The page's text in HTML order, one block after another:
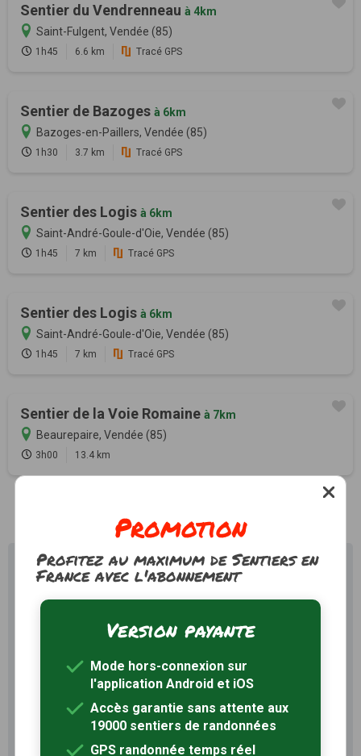
Sentier du Vendrenneau à 4km
Saint-Fulgent, Vendée (85)
1h45 6.6 km Tracé GPS
Sentier de Bazoges à 6km
Bazoges-en-Paillers, Vendée (85)
1h30 3.7 km Tracé GPS
Sentier des Logis à 6km
Saint-André-Goule-d'Oie, Vendée (85)
1h45 7 km Tracé GPS
Sentier des Logis à 6km
Saint-André-Goule-d'Oie, Vendée (85)
1h45 7 km Tracé GPS
Sentier de la Voie Romaine à 7km
Beaurepaire, Vendée (85)
3h00 13.4 km
Profitez au maximum de
Sentiers en France avec rando
+
Rando
permet de profiter de tout le
Pas de pub
Favoris illimités
Mode hors-connexion
3 mois
Promotion
Profitez au maximum de Sentiers en
France avec l'abonnement
Version payante
Mode hors-connexion sur
l'application Android et iOS
Accès garantie sans attente aux
19000 sentiers de randonnées
GPS randonnée temps réel